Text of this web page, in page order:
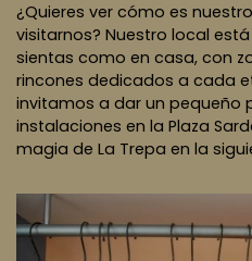
¿Quieres ver cómo es
visitarnos? Nuestro local
sientas como en casa, con
rincones dedicados a cada
invitamos a dar un pequeño
instalaciones en la Plaza
magia de La Trepa en la